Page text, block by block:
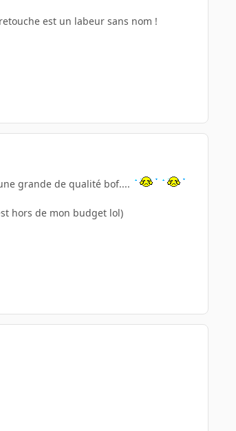
est un labeur sans nom !
grande de qualité bof....
hors de mon budget lol)